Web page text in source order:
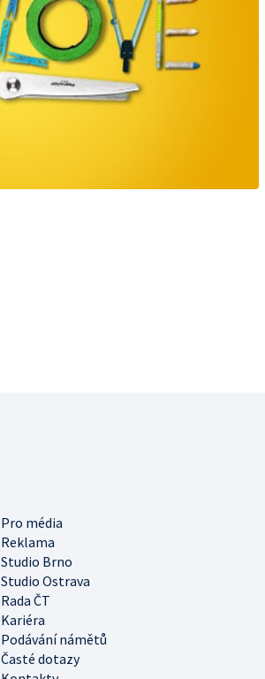
Pro média
Reklama
Studio Brno
Studio Ostrava
Rada ČT
Kariéra
Podávání námětů
Časté dotazy